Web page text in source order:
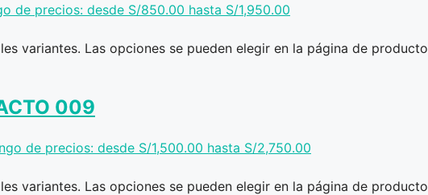
de precios: desde S/850.00 hasta S/1,950.00
variantes. Las opciones se pueden elegir en la página de producto
009
de precios: desde S/1,500.00 hasta S/2,750.00
variantes. Las opciones se pueden elegir en la página de producto